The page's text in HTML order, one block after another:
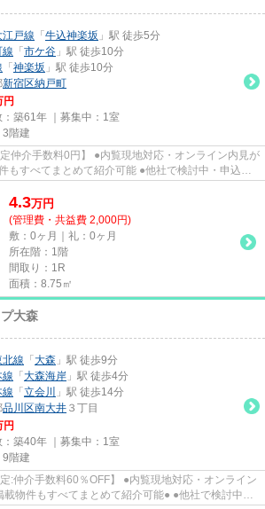
戸線 「 牛込神楽坂 」駅 徒歩5分
線 「 市ケ谷 」駅 徒歩10分
「 神楽坂 」駅 徒歩10分
新宿区納戸町
円
築61年 ｜募集中： 1室
3階建
仲介手数料0円】 ●内覧現地対応・オンライン内見が
もすべてまとめて紹介可能 ●他社で検討中・申込み
4.3万円
(管理費・共益費 2,000円)
敷：0ヶ月｜礼：0ヶ月
所在階：1階
間取り：1R
面積：8.75㎡
プ大森
北線 「 大森 」駅 徒歩9分
線 「 大森海岸 」駅 徒歩4分
線 「 立会川
」駅 徒歩14分
品川区南大井 ３丁目
円
築40年 ｜募集中： 1室
9階建
:仲介手数料60％OFF】 ●内覧現地対応・オンライン
物件もすべてまとめて紹介可能● ●他社で検討中・